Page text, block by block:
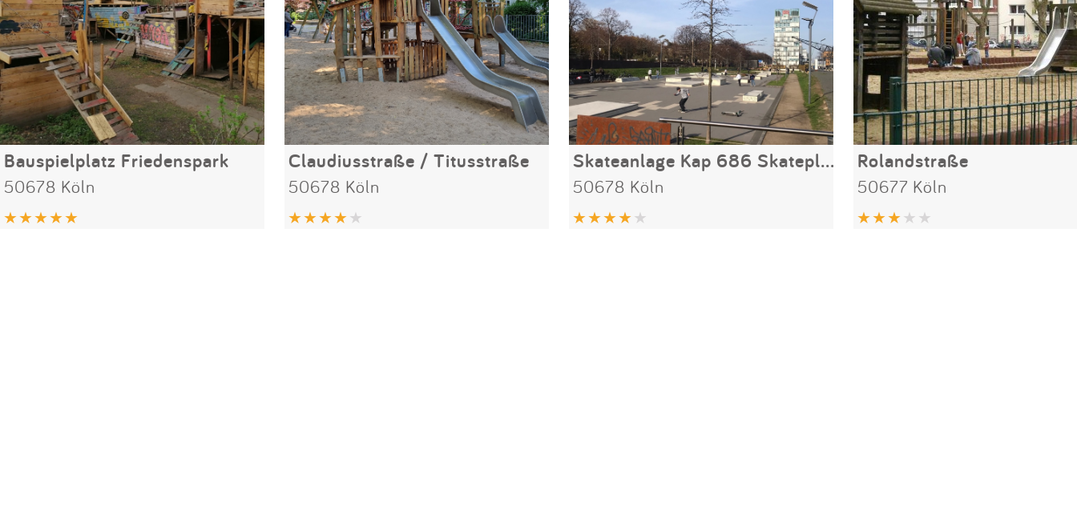
Bauspielplatz Friedenspark
50678 Köln
Claudiusstraße / Titusstraße
50678 Köln
Skateanlage Kap 686 Skateplaza
50678 Köln
Rolandstraße
50677 Köln